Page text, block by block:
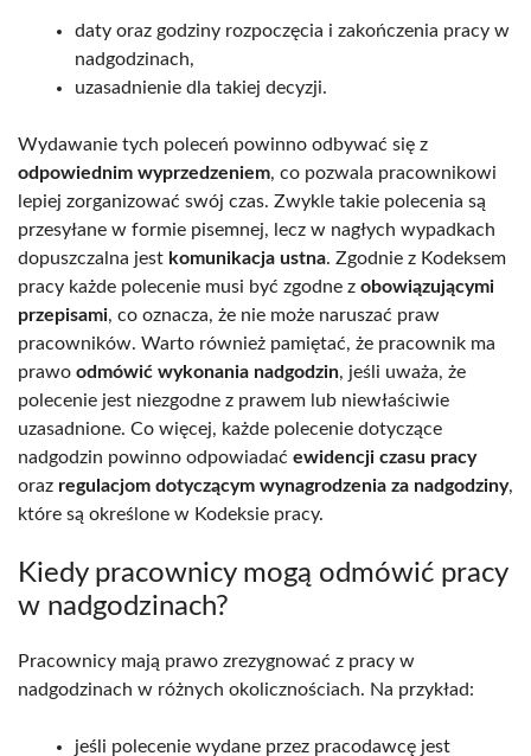
daty oraz godziny rozpoczęcia i zakończenia pracy w
nadgodzinach,
uzasadnienie dla takiej decyzji.
Wydawanie tych poleceń powinno odbywać się z
odpowiednim wyprzedzeniem, co pozwala pracownikowi
lepiej zorganizować swój czas. Zwykle takie polecenia są
przesyłane w formie pisemnej, lecz w nagłych wypadkach
dopuszczalna jest komunikacja ustna. Zgodnie z Kodeksem
pracy każde polecenie musi być zgodne z obowiązującymi
przepisami, co oznacza, że nie może naruszać praw
pracowników. Warto również pamiętać, że pracownik ma
prawo odmówić wykonania nadgodzin, jeśli uważa, że
polecenie jest niezgodne z prawem lub niewłaściwie
uzasadnione. Co więcej, każde polecenie dotyczące
nadgodzin powinno odpowiadać ewidencji czasu pracy
oraz regulacjom dotyczącym wynagrodzenia za nadgodziny,
które są określone w Kodeksie pracy.
Kiedy pracownicy mogą odmówić pracy
w nadgodzinach?
Pracownicy mają prawo zrezygnować z pracy w
nadgodzinach w różnych okolicznościach. Na przykład:
jeśli polecenie wydane przez pracodawcę jest